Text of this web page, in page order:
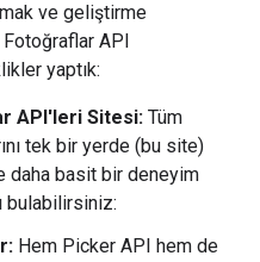
ve geliştirme
API
yaptık:
API'leri Sitesi: Tüm
tek bir yerde (bu site)
basit bir deneyim
bulabilirsiniz:
Hem Picker API hem de